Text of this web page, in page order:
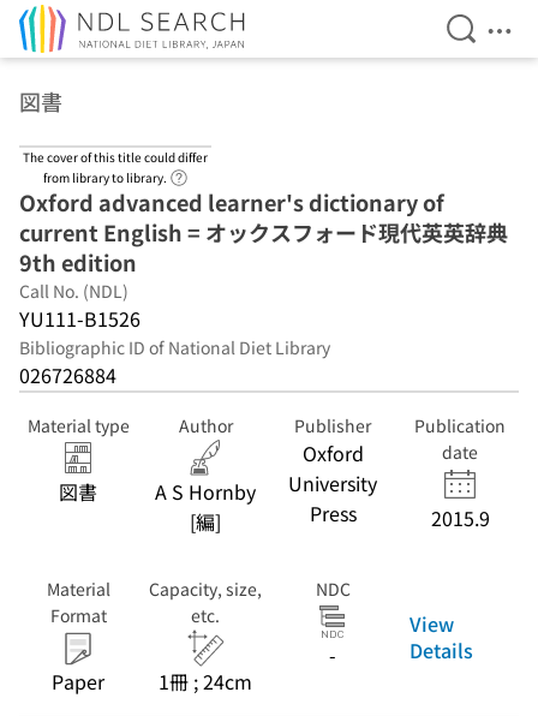
Open
図書
The cover of this title could differ
from library to library.
Oxford advanced learner's dictionary of
current English = オックスフォード現代英英辞典
9th edition
Call No. (NDL)
YU111-B1526
Bibliographic ID of National Diet Library
026726884
Material type
図書
Author
A S Hornby
[編]
Publisher
Oxford
University
Press
Publication
date
2015.9
Material
Format
Paper
Capacity, size,
etc.
1冊 ; 24cm
NDC
-
View
Details